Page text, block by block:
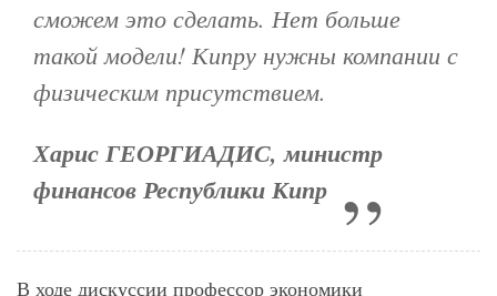
сможем это сделать. Нет больше
такой модели! Кипру нужны компании с
физическим присутствием.
Харис ГЕОРГИАДИС, министр
финансов Республики Кипр
В ходе дискуссии профессор экономики